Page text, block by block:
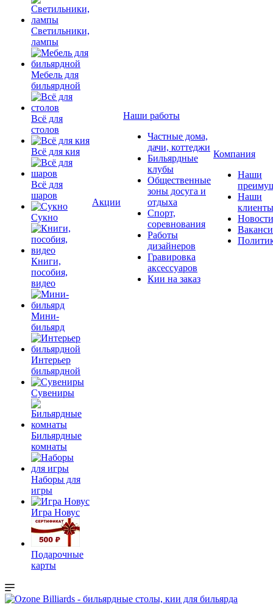
Светильники,
лампы
Мебель для
бильярдной
Всё для
столов
Всё для кия
Всё для
шаров
Сукно
Книги,
пособия,
видео
Мини-
бильярд
Интерьер
бильярдной
Сувениры
Бильярдные
комнаты
Наборы для
игры
Игра Новус
Подарочные
карты
Акции
Наши работы
Частные дома,
дачи, коттеджи
Бильярдные
клубы
Общественные
зоны досуга и
отдыха
Спорт,
соревнования
Работы
дизайнеров
Гравировка
аксессуаров
Кии на заказ
Компания
Наши
Наши
клиенты
Новости